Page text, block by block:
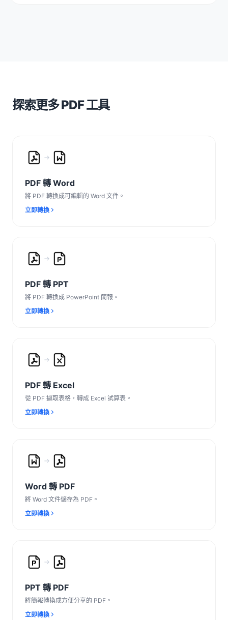
探索更多 PDF 工具
PDF 轉 Word
將 PDF 轉換成可編輯的 Word 文件。
立即轉換
PDF 轉 PPT
將 PDF 轉換成 PowerPoint 簡報。
立即轉換
PDF 轉 Excel
從 PDF 擷取表格，轉成 Excel 試算表。
立即轉換
Word 轉 PDF
將 Word 文件儲存為 PDF。
立即轉換
PPT 轉 PDF
將簡報轉換成方便分享的 PDF。
立即轉換